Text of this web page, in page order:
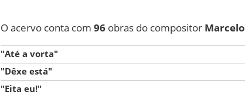
O acervo conta com 96 obras do compositor
"Até a vorta"
"Dêxe está"
"Eita eu!"